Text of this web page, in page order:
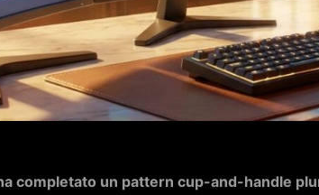
completato un pattern cup-and-handle